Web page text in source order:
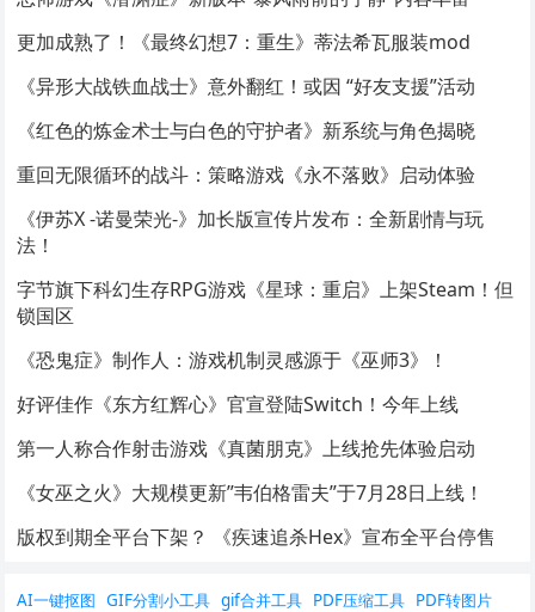
更加成熟了！《最终幻想7：重生》蒂法希瓦服装mod
《异形大战铁血战士》意外翻红！或因 “好友支援”活动
《红色的炼金术士与白色的守护者》新系统与角色揭晓
重回无限循环的战斗：策略游戏《永不落败》启动体验
《伊苏X -诺曼荣光-》加长版宣传片发布：全新剧情与玩
法！
字节旗下科幻生存RPG游戏《星球：重启》上架Steam！但
锁国区
《恐鬼症》制作人：游戏机制灵感源于《巫师3》！
好评佳作《东方红辉心》官宣登陆Switch！今年上线
第一人称合作射击游戏《真菌朋克》上线抢先体验启动
《女巫之火》大规模更新”韦伯格雷夫”于7月28日上线！
版权到期全平台下架？ 《疾速追杀Hex》宣布全平台停售
AI一键抠图 GIF分割小工具 gif合并工具 PDF压缩工具 PDF转图片